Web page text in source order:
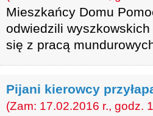
Mieszkańcy Domu
odwiedzili
się z pracą
Pijani kierowcy
(Zam: 17.02.2016 r., godz.